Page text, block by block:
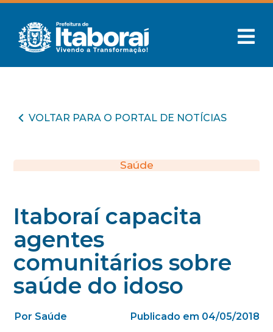
VOLTAR PARA O PORTAL DE NOTÍCIAS
Saúde
Itaboraí capacita
agentes
comunitários sobre
saúde do idoso
Por Saúde Publicado em 04/05/2018